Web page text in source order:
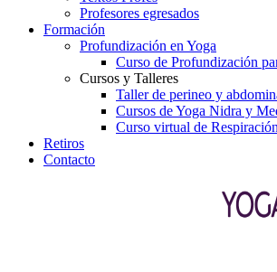
Profesores egresados
Formación
Profundización en Yoga
Curso de Profundización
Cursos y Talleres
Taller de perineo y
Cursos de Yoga Nidra y
Curso virtual de
Retiros
Contacto